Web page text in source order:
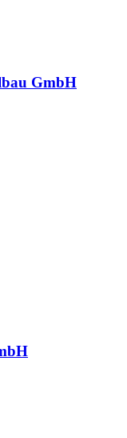
GmbH